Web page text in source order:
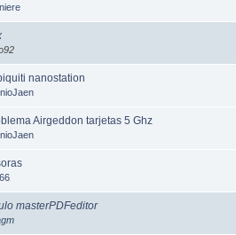
nanostation
Airgeddon tarjetas 5 Ghz
masterPDFeditor